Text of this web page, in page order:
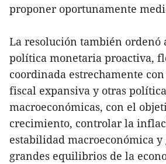
proponer oportunamente
La resolución también ordenó
política monetaria proactiva,
coordinada estrechamente
fiscal expansiva y otras
macroeconómicas, con el
crecimiento, controlar la
estabilidad macroeconómica
grandes equilibrios de la